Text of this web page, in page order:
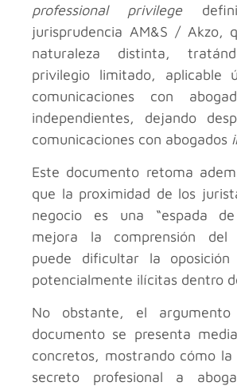
professional privilege
jurisprudencia AM&S / Akzo,
naturaleza distinta,
privilegio limitado, aplicable
comunicaciones con
independientes, dejando
comunicaciones con abogados
Este documento retoma
que la proximidad de los
negocio es una “espada
mejora la comprensión del
puede dificultar la oposición
potencialmente ilícitas dentro
No obstante, el argumento
documento se presenta
concretos, mostrando cómo la
secreto profesional a